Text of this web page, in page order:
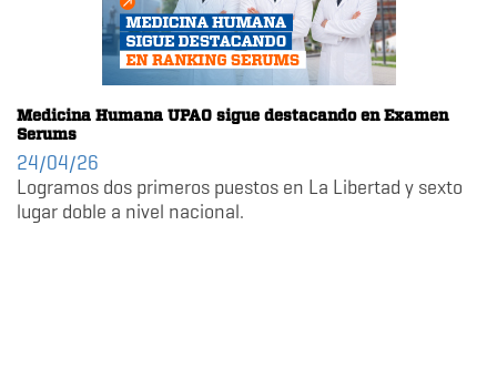
Medicina Humana UPAO sigue destacando en Examen
Serums
24/04/26
Logramos dos primeros puestos en La Libertad y sexto
lugar doble a nivel nacional.